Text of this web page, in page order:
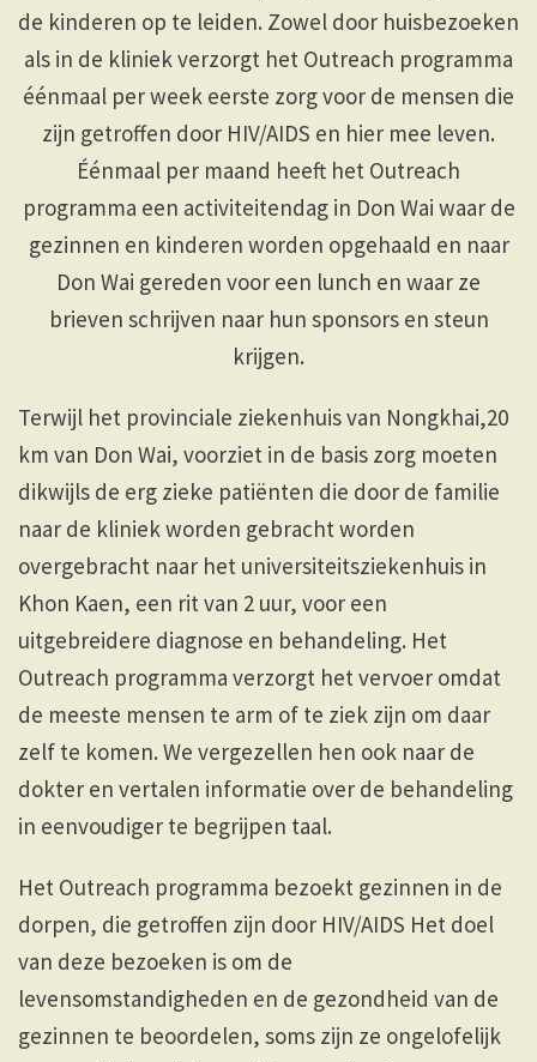
de kinderen op te leiden. Zowel door huisbezoeken
als in de kliniek verzorgt het Outreach programma
éénmaal per week eerste zorg voor de mensen die
zijn getroffen door HIV/AIDS en hier mee leven.
Éénmaal per maand heeft het Outreach
programma een activiteitendag in Don Wai waar de
gezinnen en kinderen worden opgehaald en naar
Don Wai gereden voor een lunch en waar ze
brieven schrijven naar hun sponsors en steun
krijgen.
Terwijl het provinciale ziekenhuis van Nongkhai,20
km van Don Wai, voorziet in de basis zorg moeten
dikwijls de erg zieke patiënten die door de familie
naar de kliniek worden gebracht worden
overgebracht naar het universiteitsziekenhuis in
Khon Kaen, een rit van 2 uur, voor een
uitgebreidere diagnose en behandeling. Het
Outreach programma verzorgt het vervoer omdat
de meeste mensen te arm of te ziek zijn om daar
zelf te komen. We vergezellen hen ook naar de
dokter en vertalen informatie over de behandeling
in eenvoudiger te begrijpen taal.
Het Outreach programma bezoekt gezinnen in de
dorpen, die getroffen zijn door HIV/AIDS Het doel
van deze bezoeken is om de
levensomstandigheden en de gezondheid van de
gezinnen te beoordelen, soms zijn ze ongelofelijk